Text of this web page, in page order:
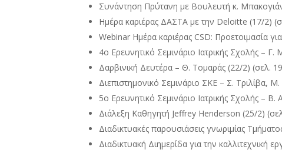
Συνάντηση Πρύτανη με Βουλευτή κ.
Ημέρα καριέρας ΔΑΣΤΑ με την Deloitte (17/2)
Webinar Ημέρα καριέρας CSD: Προετοιμασία
4ο Ερευνητικό Σεμινάριο Ιατρικής Σχολής –
Δαρβινική Δευτέρα – Θ. Τομαράς (22/2) (σελ.
Διεπιστημονικό Σεμινάριο ΣΚΕ – Σ. Τριλίβα,
5ο Ερευνητικό Σεμινάριο Ιατρικής Σχολής –
Διάλεξη Καθηγητή Jeffrey Henderson (25/2)
Διαδικτυακές παρουσιάσεις γνωριμίας
Διαδικτυακή Διημερίδα για την καλλιτεχνική